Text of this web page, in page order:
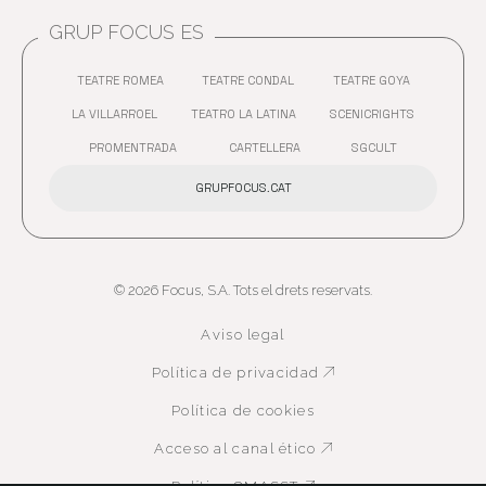
GRUP FOCUS ES
TEATRE ROMEAABRE EN NUEVA VENTANA
TEATRE CONDAL ABRE EN NUEVA VENTANA
TEATRE GOYAABRE EN
LA VILLARROEL ABRE EN NUEVA VENTANA
TEATRO LA LATINA ABRE EN NUEVA VENTANA
SCENICRIGHTS
PROMENTRADA ABRE EN NUEVA VENTANA
CARTELLERAABRE EN NUEVA VENTANA
SGCULT
GRUPFOCUS.CAT
© 2026 Focus, S.A. Tots el drets reservats.
Aviso legal
Política de privacidad
Política de cookies
Acceso al canal ético Abre en nueva